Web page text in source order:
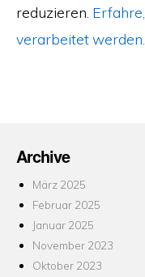
reduzieren.
verarbeitet werden.
Archive
März 2025
Februar 2025
Januar 2025
November 2023
Oktober 2023